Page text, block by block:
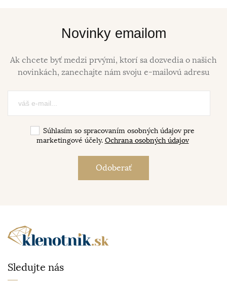
Novinky emailom
Ak chcete byť medzi prvými, ktorí sa dozvedia o našich
novinkách, zanechajte nám svoju e-mailovú adresu
Súhlasím so spracovaním osobných údajov pre
marketingové účely. Ochrana osobných údajov
Sledujte nás